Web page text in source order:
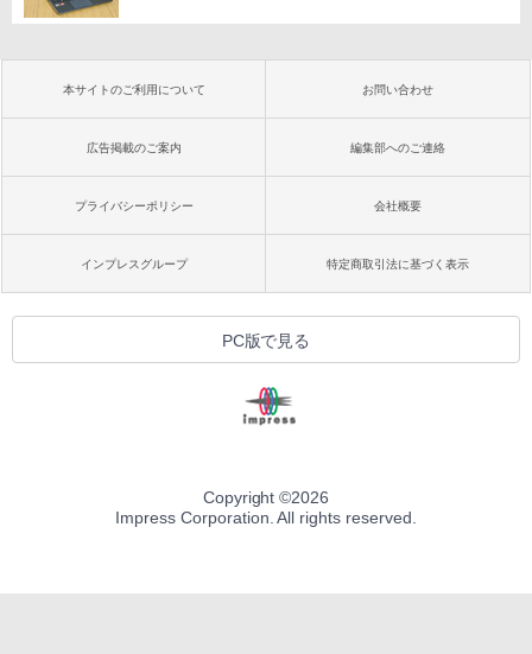
本サイトのご利用について お問い合わせ
広告掲載のご案内 編集部へのご連絡
プライバシーポリシー 会社概要
インプレスグループ 特定商取引法に基づく表示
PC版で見る
Copyright ©2026
Impress Corporation. All rights reserved.